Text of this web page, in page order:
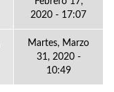
2020 - 17:07
Martes, Marzo
31, 2020 -
10:49